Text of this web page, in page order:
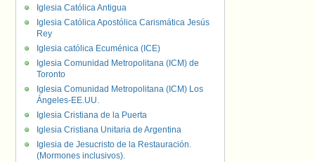
Iglesia Católica Antigua
Iglesia Católica Apostólica Carismática Jesús
Rey
Iglesia católica Ecuménica (ICE)
Iglesia Comunidad Metropolitana (ICM) de
Toronto
Iglesia Comunidad Metropolitana (ICM) Los
Ángeles-EE.UU.
Iglesia Cristiana de la Puerta
Iglesia Cristiana Unitaria de Argentina
Iglesia de Jesucristo de la Restauración.
(Mormones inclusivos).